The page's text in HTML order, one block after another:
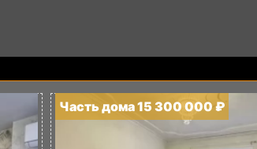
Часть дома 15 300 000 ₽